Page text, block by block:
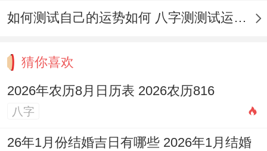
如何测试自己的运势如何 八字测测试运运程
猜你喜欢
2026年农历8月日历表 2026农历816
八字
26年1月份结婚吉日有哪些 2026年1月结婚